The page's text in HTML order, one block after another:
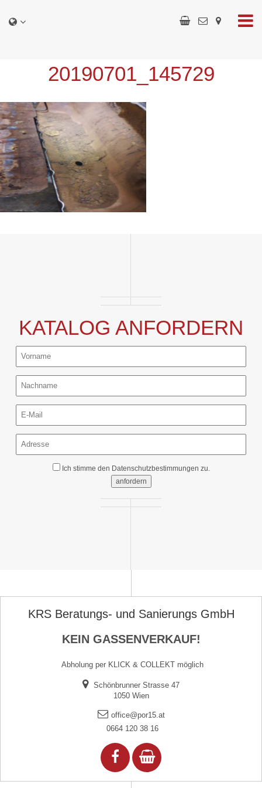
20190701_145729
KATALOG ANFORDERN
Ich stimme den Datenschutzbestimmungen zu.
anfordern
KRS Beratungs- und Sanierungs GmbH
KEIN GASSENVERKAUF!
Abholung per KLICK & COLLEKT möglich
Schönbrunner Strasse 47
1050 Wien
office@por15.at
0664 120 38 16